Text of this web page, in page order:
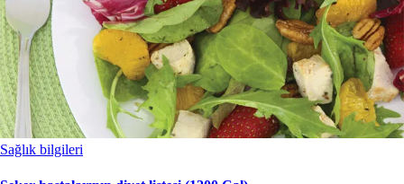
Sağlık bilgileri